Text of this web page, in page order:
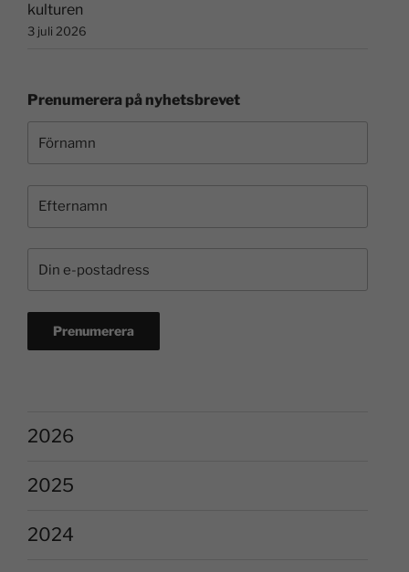
kulturen
3 juli 2026
Prenumerera på nyhetsbrevet
2026
2025
2024